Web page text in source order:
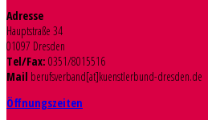
Adresse
Hauptstraße 34
01097 Dresden
Tel/Fax: 0351/8015516
Mail berufsverband[at]kuenstlerbund-dresden.de
Öffnungszeiten